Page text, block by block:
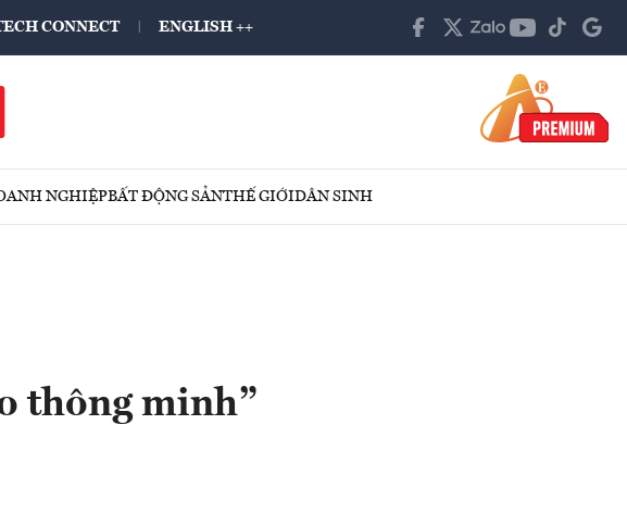
CONNECT ENGLISH ++
NGHIỆPBẤT ĐỘNG SẢNTHẾ GIỚIDÂN SINH
thông minh”